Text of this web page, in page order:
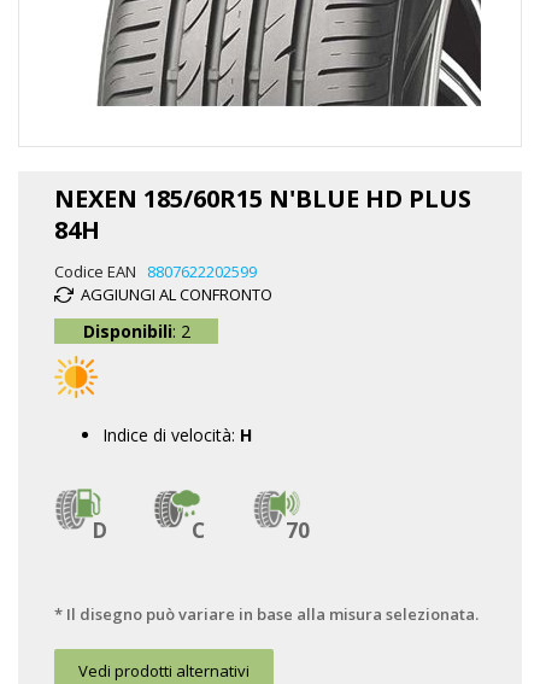
NEXEN 185/60R15 N'BLUE HD PLUS
84H
Codice EAN
8807622202599
AGGIUNGI AL CONFRONTO
Disponibili: 2
Indice di velocità: H
D C 70
* Il disegno può variare in base alla misura selezionata.
Vedi prodotti alternativi
galleria
immagini